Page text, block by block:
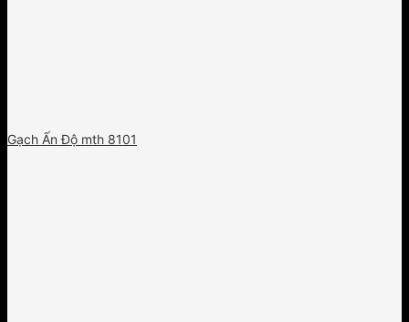
Gạch Ấn Độ mth 8101